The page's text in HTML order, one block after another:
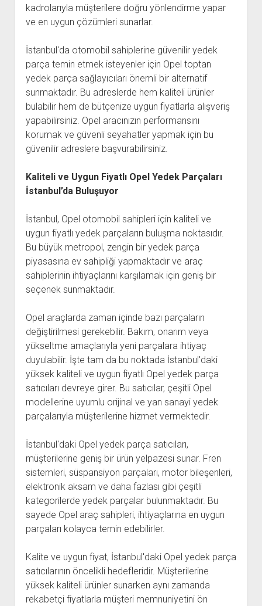
kadrolarıyla müşterilere doğru yönlendirme yapar
ve en uygun çözümleri sunarlar.
İstanbul'da otomobil sahiplerine güvenilir yedek
parça temin etmek isteyenler için Opel toptan
yedek parça sağlayıcıları önemli bir alternatif
sunmaktadır. Bu adreslerde hem kaliteli ürünler
bulabilir hem de bütçenize uygun fiyatlarla alışveriş
yapabilirsiniz. Opel aracınızın performansını
korumak ve güvenli seyahatler yapmak için bu
güvenilir adreslere başvurabilirsiniz.
Kaliteli ve Uygun Fiyatlı Opel Yedek Parçaları
İstanbul’da Buluşuyor
İstanbul, Opel otomobil sahipleri için kaliteli ve
uygun fiyatlı yedek parçaların buluşma noktasıdır.
Bu büyük metropol, zengin bir yedek parça
piyasasına ev sahipliği yapmaktadır ve araç
sahiplerinin ihtiyaçlarını karşılamak için geniş bir
seçenek sunmaktadır.
Opel araçlarda zaman içinde bazı parçaların
değiştirilmesi gerekebilir. Bakım, onarım veya
yükseltme amaçlarıyla yeni parçalara ihtiyaç
duyulabilir. İşte tam da bu noktada İstanbul'daki
yüksek kaliteli ve uygun fiyatlı Opel yedek parça
satıcıları devreye girer. Bu satıcılar, çeşitli Opel
modellerine uyumlu orijinal ve yan sanayi yedek
parçalarıyla müşterilerine hizmet vermektedir.
İstanbul'daki Opel yedek parça satıcıları,
müşterilerine geniş bir ürün yelpazesi sunar. Fren
sistemleri, süspansiyon parçaları, motor bileşenleri,
elektronik aksam ve daha fazlası gibi çeşitli
kategorilerde yedek parçalar bulunmaktadır. Bu
sayede Opel araç sahipleri, ihtiyaçlarına en uygun
parçaları kolayca temin edebilirler.
Kalite ve uygun fiyat, İstanbul'daki Opel yedek parça
satıcılarının öncelikli hedefleridir. Müşterilerine
yüksek kaliteli ürünler sunarken aynı zamanda
rekabetçi fiyatlarla müşteri memnuniyetini ön